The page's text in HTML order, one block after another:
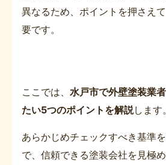
異なるため、ポイントを押さえ
要です。
ここでは、 水戸市で外壁塗装業
たい5つのポイントを解説します。
あらかじめチェックすべき基準
で、信頼できる塗装会社を見極